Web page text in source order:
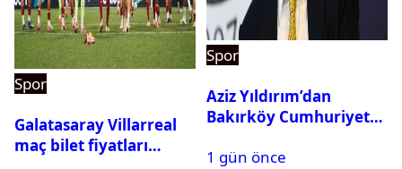
Spor
Galatasaray Villarreal
maç bilet fiyatları
Spor
Aziz Yıldırım’dan
Bakırköy Cumhuriyet
duyurusu
1 gün önce